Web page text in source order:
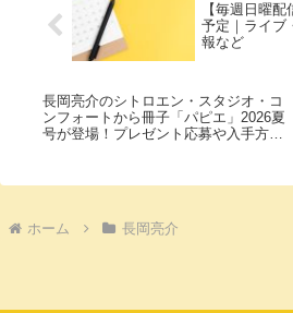
【毎週日曜
予定｜ライブ
報など
長岡亮介のシトロエン・スタジオ・コ
ンフォートから冊子「パピエ」2026夏
号が登場！プレゼント応募や入手方法
ホーム 長岡亮介